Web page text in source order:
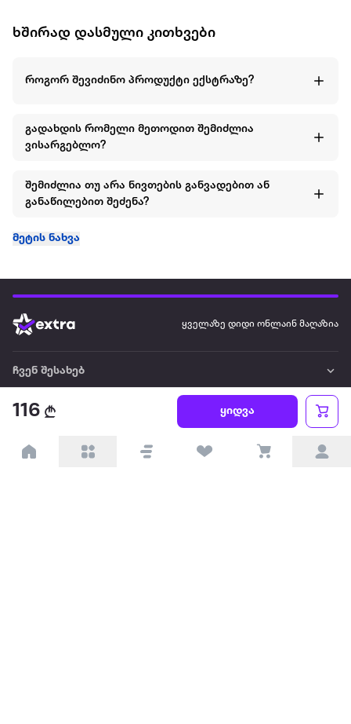
116 ყიდვა
ხშირად დასმული კითხვები
როგორ შევიძინო პროდუქტი ექსტრაზე?
გადახდის რომელი მეთოდით შემიძლია
ვისარგებლო?
შემიძლია თუ არა ნივთების განვადებით ან
განაწილებით შეძენა?
მეტის ნახვა
ყველაზე დიდი ონლაინ მაღაზია
ჩვენ შესახებ
წესები და პირობები
პარტნიორებისთვის